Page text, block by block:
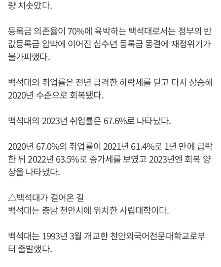
량 치솟았다.
등록금 의존율이 70%에 육박하는 백석대로서는 정부의 반
값등록금 압박에 이어진 십수년 등록금 동결에 재정위기가
불가피했다.
백석대의 취업률은 전년 급격한 하락세를 딛고 다시 상승해
2020년 수준으로 회복됐다.
백석대의 2023년 취업률은 67.6%로 나타났다.
2020년 67.0%의 취업률이 2021년 61.4%로 1년 만에 급락
한 뒤 2022년 63.5%로 증가세를 보였고 2023년엔 회복 양
상을 나타냈다.
△백석대가 걸어온 길
백석대는 충남 천안시에 위치한 사립대학이다.
백석대는 1993년 3월 개교한 천안외국어전문대학교로부
터 출발했다.